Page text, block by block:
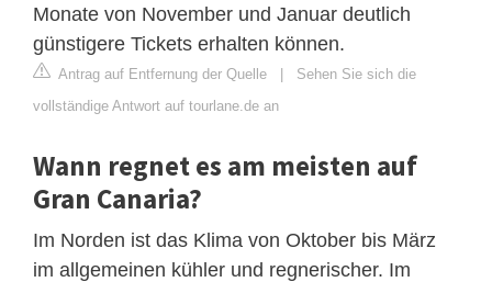
Monate von November und Januar deutlich
günstigere Tickets erhalten können.
Antrag auf Entfernung der Quelle | Sehen Sie sich die
vollständige Antwort auf tourlane.de an
Wann regnet es am meisten auf
Gran Canaria?
Im Norden ist das Klima von Oktober bis März
im allgemeinen kühler und regnerischer. Im